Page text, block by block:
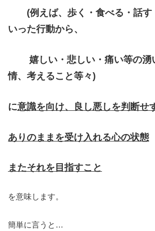
(例えば、歩く・食べる・話す
いった行動から、
嬉しい・悲しい・痛い等の湧
情、考えること等々)
に意識を向け、 良し悪しを判断せ
ありのままを受け入れる心の状態
またそれを目指すこと
を意味します。
簡単に言うと…